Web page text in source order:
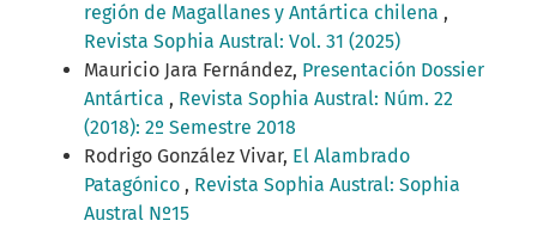
región de Magallanes y Antártica chilena ,
Revista Sophia Austral: Vol. 31 (2025)
Mauricio Jara Fernández, Presentación Dossier
Antártica , Revista Sophia Austral: Núm. 22
(2018): 2º Semestre 2018
Rodrigo González Vivar, El Alambrado
Patagónico , Revista Sophia Austral: Sophia
Austral Nº15